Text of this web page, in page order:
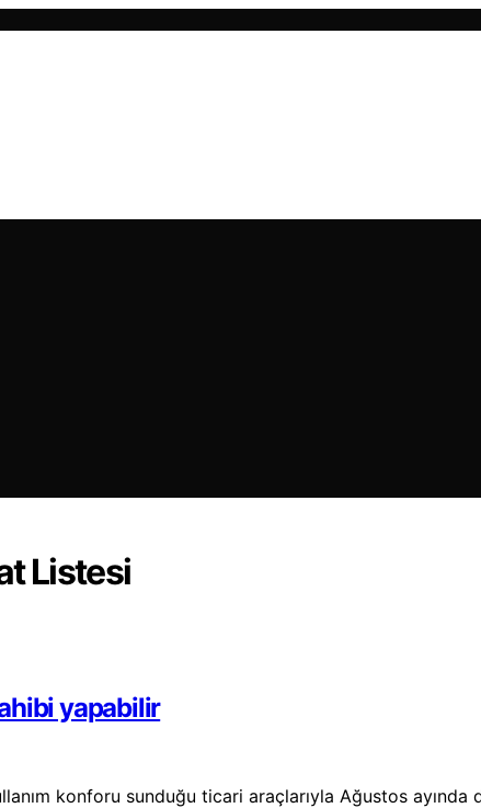
Listesi
yapabilir
konforu sunduğu ticari araçlarıyla Ağustos ayında